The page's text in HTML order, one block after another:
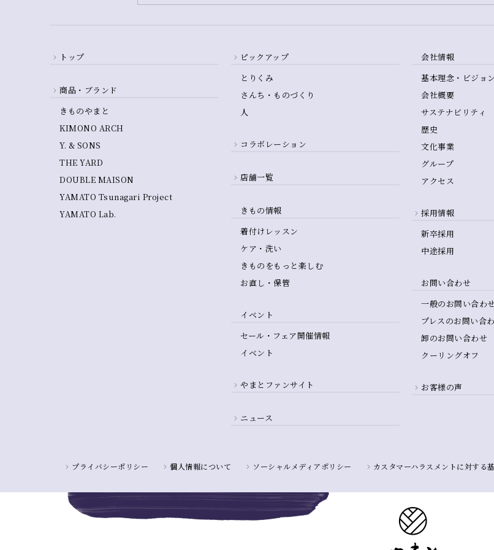
トップ
商品・ブランド
きものやまと
KIMONO ARCH
Y. & SONS
THE YARD
DOUBLE MAISON
YAMATO Tsunagari Project
YAMATO Lab.
ピックアップ
とりくみ
さんち・ものづくり
人
コラボレーション
店舗一覧
きもの情報
着付けレッスン
ケア・洗い
きものをもっと楽しむ
お直し・保管
イベント
セール・フェア開催情報
イベント
やまとファンサイト
ニュース
会社情報
基本理念・ビジョン
会社概要
サステナビリティ
歴史
文化事業
グループ
アクセス
採用情報
新卒採用
中途採用
お問い合わせ
一般のお問い合わせ
プレスのお問い合
卸のお問い合わせ
クーリングオフ
お客様の声
プライバシーポリシー 個人情報について ソーシャルメディアポリシー カスタマーハラスメントに対する